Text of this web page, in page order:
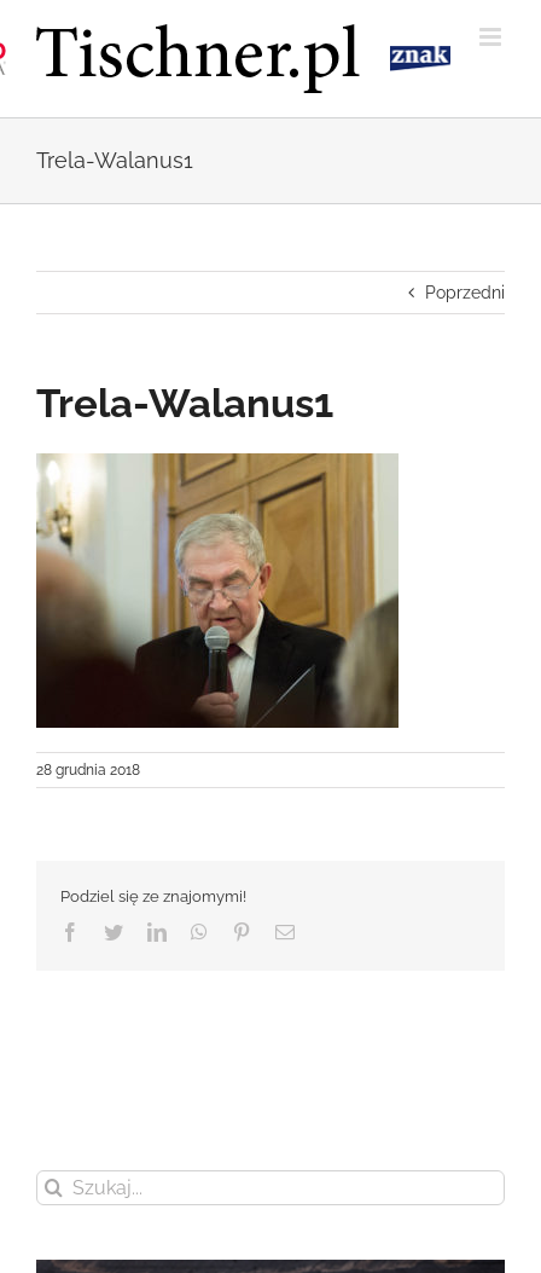
zawartości
Trela-Walanus1
Poprzedni
Trela-Walanus1
28 grudnia 2018
Podziel się ze znajomymi!
Facebook
TwitterLinkedInWhatsApp
PinterestEmail
Szukaj